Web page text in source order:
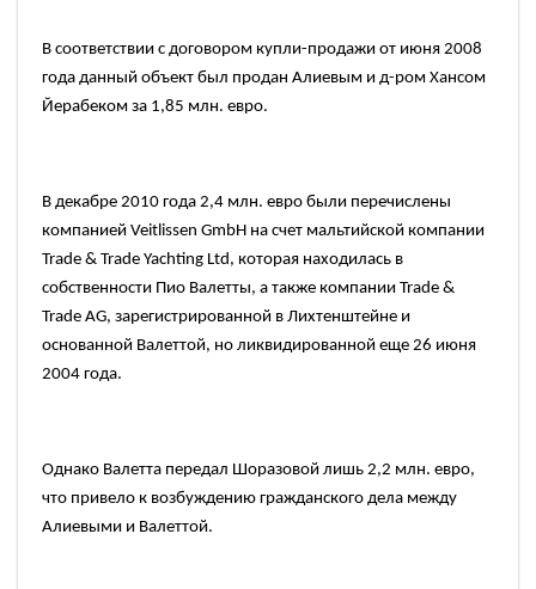
В соответствии с договором купли-продажи от июня 2008
года данный объект был продан Алиевым и д-ром Хансом
Йерабеком за 1,85 млн. евро.
В декабре 2010 года 2,4 млн. евро были перечислены
компанией Veitlissen GmbH на счет мальтийской компании
Trade & Trade Yachting Ltd, которая находилась в
собственности Пио Валетты, а также компании Trade &
Trade AG, зарегистрированной в Лихтенштейне и
основанной Валеттой, но ликвидированной еще 26 июня
2004 года.
Однако Валетта передал Шоразовой лишь 2,2 млн. евро,
что привело к возбуждению гражданского дела между
Алиевыми и Валеттой.